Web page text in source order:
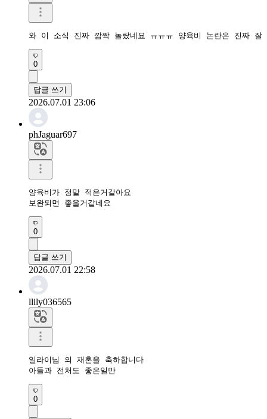
와 이 소식 진짜 깜짝 놀랐네요 ㅠㅠㅠ 양육비 논란은 진짜 잘
0
답글 쓰기
2026.07.01 23:06
phJaguar697
양육비가 정말 적은거같아요
보완되면 좋을거같네요
0
답글 쓰기
2026.07.01 22:58
llily036565
일라이님 의 재혼을 축하합니다
아들과 전처도 좋은일만
0